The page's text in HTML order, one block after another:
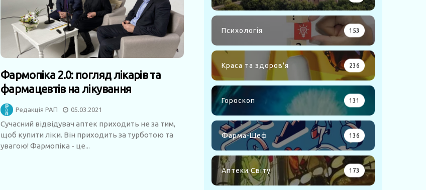
Фармопіка 2.0: погляд лікарів та
фармацевтів на лікування
Редакція РАП 05.03.2021
Сучасний відвідувач аптек приходить не за тим,
щоб купити ліки. Він приходить за турботою та
увагою! Фармопіка - це...
Психологія 153
Краса та здоров'я 236
Гороскоп 131
Фарма-Шеф 136
Аптеки Світу 173